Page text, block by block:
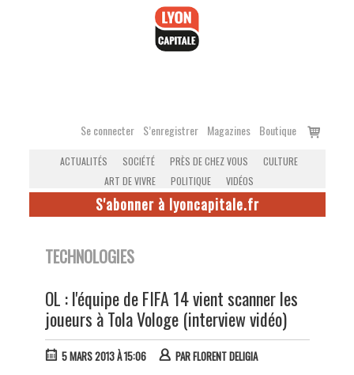
Se connecter S’enregistrer Magazines Boutique
Voir
ACTUALITÉS SOCIÉTÉ PRÈS DE CHEZ VOUS
CULTURE
ART DE VIVRE
POLITIQUE VIDÉOS
S'abonner à lyoncapitale.fr
TECHNOLOGIES
OL : l'équipe de FIFA 14 vient scanner les
joueurs à Tola Vologe (interview vidéo)
5 MARS 2013 À 15:06 PARFLORENT DELIGIA